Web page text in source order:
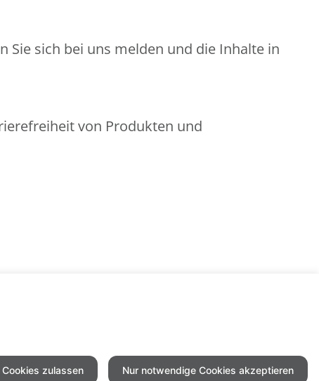
Sie sich bei uns melden und die Inhalte in
von Produkten und
Cookies zulassen Nur notwendige Cookies akzeptieren